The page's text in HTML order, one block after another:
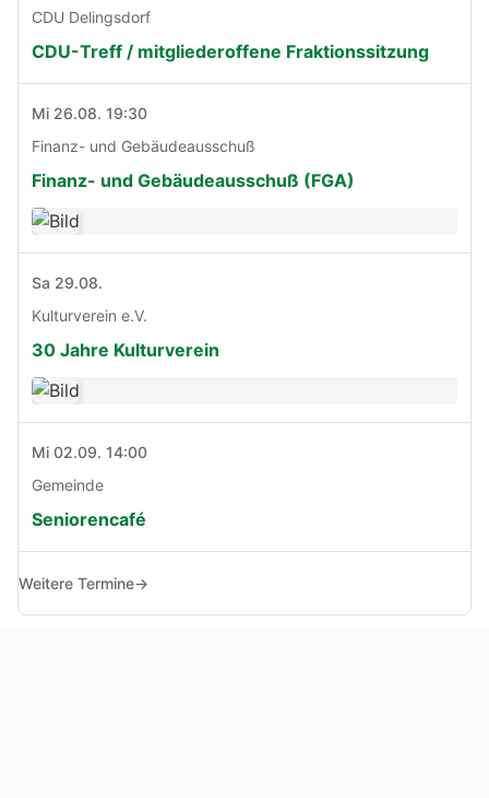
CDU Delingsdorf
CDU-Treff / mitgliederoffene Fraktionssitzung
Mi 26.08. 19:30
Finanz- und Gebäudeausschuß
Finanz- und Gebäudeausschuß (FGA)
Sa 29.08.
Kulturverein e.V.
30 Jahre Kulturverein
Mi 02.09. 14:00
Gemeinde
Seniorencafé
Weitere Termine→